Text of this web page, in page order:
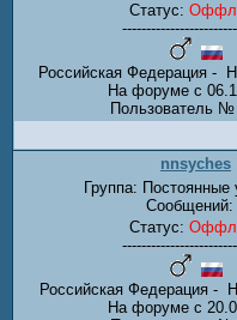
Статус:
Российская Федерация -
На форуме с
Пользователь №
nnsyches
Группа: Постоянные
Сообщений:
Статус:
Российская Федерация -
На форуме с